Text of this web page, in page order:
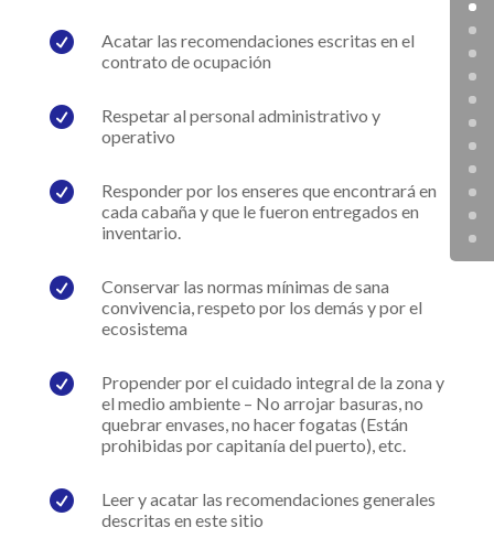

Acatar las recomendaciones escritas en el
contrato de ocupación

Respetar al personal administrativo y
operativo

Responder por los enseres que encontrará en
cada cabaña y que le fueron entregados en
inventario.

Conservar las normas mínimas de sana
convivencia, respeto por los demás y por el
ecosistema

Propender por el cuidado integral de la zona y
el medio ambiente – No arrojar basuras, no
quebrar envases, no hacer fogatas (Están
prohibidas por capitanía del puerto), etc.

Leer y acatar las recomendaciones generales
descritas en este sitio